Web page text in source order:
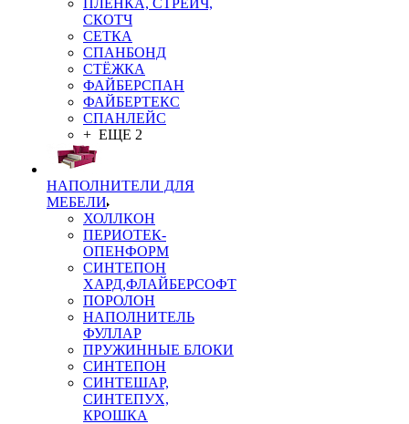
ПЛЁНКА, СТРЕЙЧ,
СКОТЧ
СЕТКА
СПАНБОНД
СТЁЖКА
ФАЙБЕРСПАН
ФАЙБЕРТЕКС
СПАНЛЕЙС
+ ЕЩЕ 2
НАПОЛНИТЕЛИ ДЛЯ
МЕБЕЛИ
ХОЛЛКОН
ПЕРИОТЕК-
ОПЕНФОРМ
СИНТЕПОН
ХАРД,ФЛАЙБЕРСОФТ
ПОРОЛОН
НАПОЛНИТЕЛЬ
ФУЛЛАР
ПРУЖИННЫЕ БЛОКИ
СИНТЕПОН
СИНТЕШАР,
СИНТЕПУХ,
КРОШКА